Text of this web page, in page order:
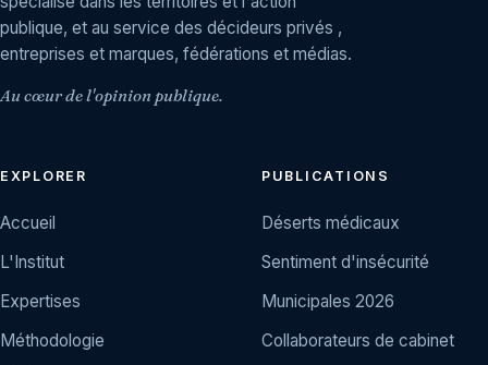
publique, et au service des décideurs privés ,
entreprises et marques, fédérations et médias.
Au cœur de l'opinion publique.
EXPLORER
Accueil
L'Institut
Expertises
Méthodologie
PUBLICATIONS
Déserts médicaux
Sentiment d'insécurité
Municipales 2026
Collaborateurs de cabinet